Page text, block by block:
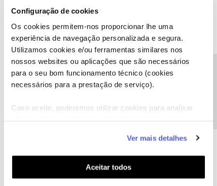
Configuração de cookies
Os cookies permitem-nos proporcionar lhe uma
experiência de navegação personalizada e segura.
Utilizamos cookies e/ou ferramentas similares nos
nossos websites ou aplicações que são necessários
para o seu bom funcionamento técnico (cookies
necessários para a prestação de serviço).
Caso aceite, poderemos utilizar cookies para analisar
funcionalidades (cookies de personalização e
funcionalidade) e adaptar anúncios aos seus interesses
(cookies de publicidade personalizada). Pode gerir a
utilização dos cookies clicando em "Configurar
Ver mais detalhes
Aceitar todos
Pelas 17H00 dirigi-me a uma loja NOS para pedir a visita de um
técnico para trocar o Router (não é possível fazer o pedido na
APP my Nos, nem no Portal. Só via telefone com custos
associados).
Ficou agendada visita para Segunda entre as 13h e as 19h.
Deixei MSG no Forum.
Tive reposta do Forum já de noite.
O técnico compareceu na segunda pelas 17h, trocou o router
Acho que tenho um Bug com a ativação da Bridge na Porta 4 ( o